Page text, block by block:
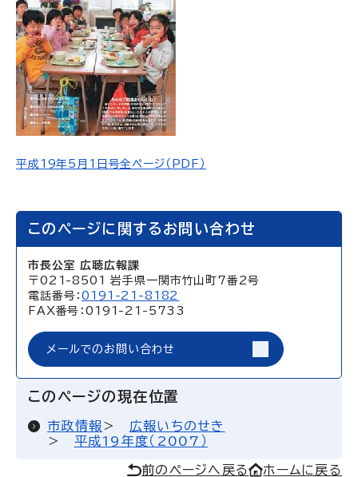
平成19年5月1日号全ページ（PDF）
このページに関するお問い合わせ
市長公室 広聴広報課
〒021-8501 岩手県一関市竹山町7番2号
電話番号：0191-21-8182
FAX番号：0191-21-5733
メールでのお問い合わせ
このページの現在位置
市政情報
広報いちのせき
平成19年度（2007）
前のページへ戻る ホームに戻る